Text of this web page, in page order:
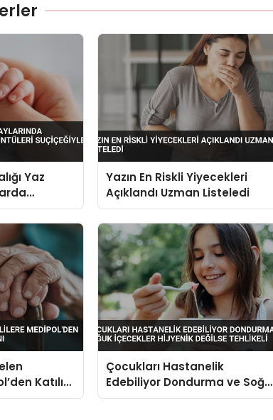
Yaz
Yazın En Riskli Yiyecekleri
Açıklandı Uzman Listeledi
Katılım
Çocukları Hastanelik
Edebiliyor Dondurma ve Soğuk
İçecekler Hijyenik Değilse